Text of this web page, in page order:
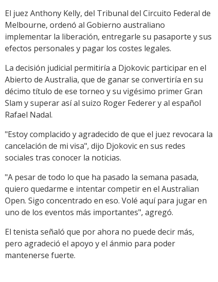
El juez Anthony Kelly, del Tribunal del Circuito Federal de
Melbourne, ordenó al Gobierno australiano
implementar la liberación, entregarle su pasaporte y sus
efectos personales y pagar los costes legales.
La decisión judicial permitiría a Djokovic participar en el
Abierto de Australia, que de ganar se convertiría en su
décimo título de ese torneo y su vigésimo primer Gran
Slam y superar así al suizo Roger Federer y al español
Rafael Nadal.
"Estoy complacido y agradecido de que el juez revocara la
cancelación de mi visa", dijo Djokovic en sus redes
sociales tras conocer la noticias.
"A pesar de todo lo que ha pasado la semana pasada,
quiero quedarme e intentar competir en el Australian
Open. Sigo concentrado en eso. Volé aquí para jugar en
uno de los eventos más importantes", agregó.
El tenista señaló que por ahora no puede decir más,
pero agradeció el apoyo y el ánmio para poder
mantenerse fuerte.